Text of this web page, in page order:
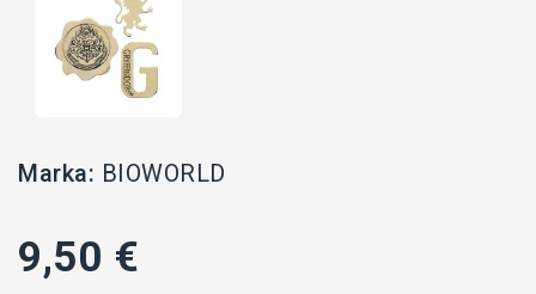
Marka: BIOWORLD
9,50 €